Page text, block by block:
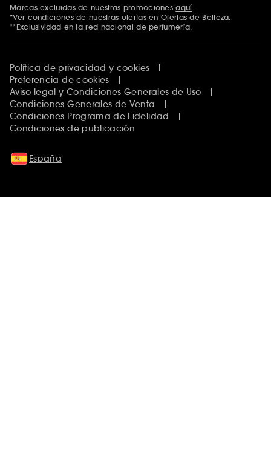
Marcas excluidas de nuestras promocionesaquí
*Ver condiciones de nuestras ofertas en Ofertas de Belleza
**Exclusividad en la red nacional de perfumería.
Política de privacidad y cookies
Preferencia de cookies
Aviso legal y Condiciones Generales de Uso
Condiciones Generales de Venta
Condiciones Programa de Fidelidad
Condiciones de publicación
España